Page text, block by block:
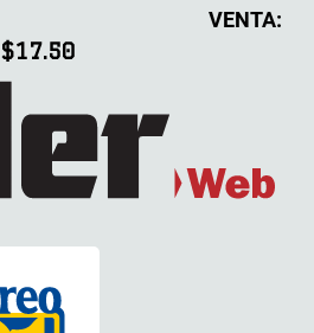
VENTA:
$17.50